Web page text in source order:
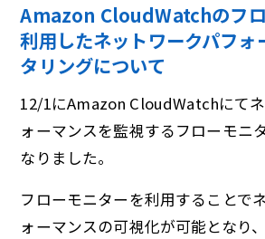
Amazon CloudWatchのフ
利用したネットワークパフォ
タリングについて
12/1にAmazon CloudWatchにて
ォーマンスを監視するフローモニ
なりました。
フローモニターを利⽤することで
ォーマンスの可視化が可能となり